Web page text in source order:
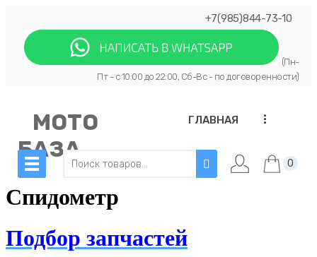
+7(985)844-73-10
(Пн-
Пт - с 10:00 до 22:00, Сб-Вс - по договоренности)
МОТО
БАЗА
ГЛАВНАЯ ...
0
Спидометр
Подбор запчастей